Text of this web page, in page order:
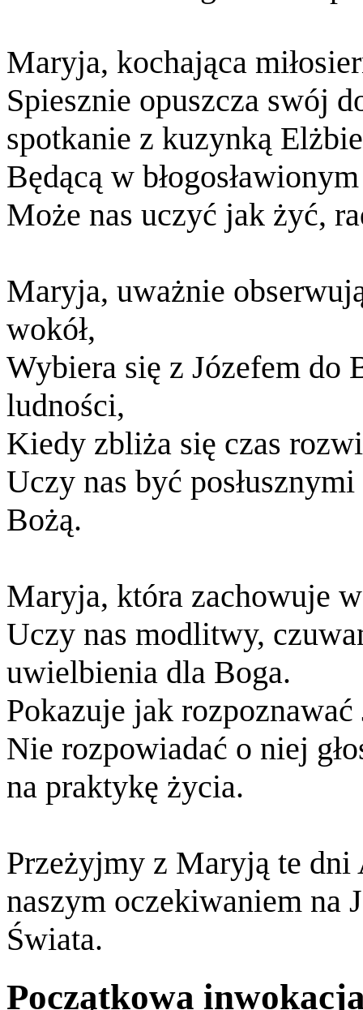
Maryja, kochająca
Spiesznie opuszcza swój
spotkanie z kuzynką
Będącą w
Może nas uczyć jak żyć,
Maryja, uważnie
wokół,
Wybiera się z Józefem do
ludności,
Kiedy zbliża się czas
Uczy nas być
Bożą.
Maryja, która zachowuje
Uczy nas modlitwy,
uwielbienia dla Boga.
Pokazuje jak
Nie rozpowiadać o niej
na praktykę życia.
Przeżyjmy z Maryją te
naszym oczekiwaniem na
Świata.
Początkowa